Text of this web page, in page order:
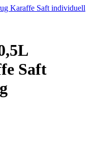
Karaffe Saft individuell
Saft